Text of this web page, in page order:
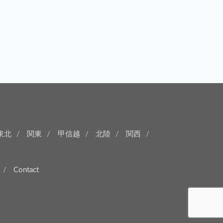
北 関東 甲信越 北陸
関西
Contact